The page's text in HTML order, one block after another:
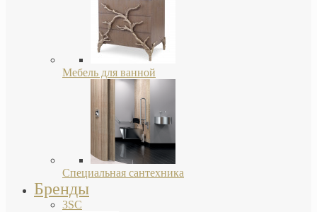
Мебель для ванной
Специальная сантехника
Бренды
3SC